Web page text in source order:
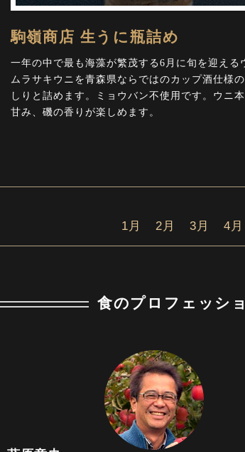
駒嶺商店 生うに瓶詰め
一年の中で最も海藻が繁茂する6月に旬を迎える
ムラサキウニを青森県ならではのカップ酒仕様
しりと詰めます。ミョウバン不使用です。ウニ
甘み、磯の香りが楽しめます。
1月 2月 3月 4月
食のプロフェッシ